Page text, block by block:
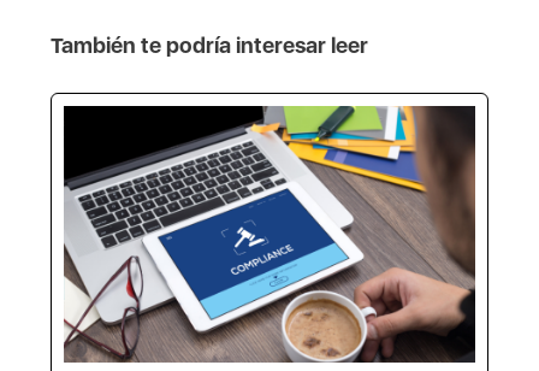
También te podría interesar leer